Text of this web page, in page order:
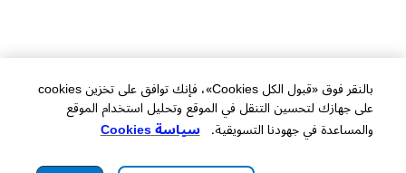
بالنقر فوق «قبول الكل Cookies»، فإنك توافق على تخزين cookies
على جهازك لتحسين التنقل في الموقع وتحليل استخدام الموقع
والمساعدة في جهودنا التسويقية. سياسة Cookies